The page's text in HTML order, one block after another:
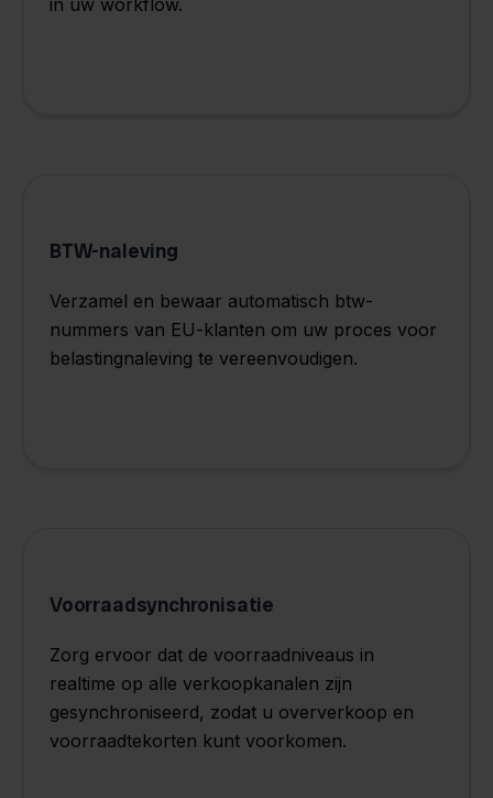
BTW-naleving
Verzamel en bewaar automatisch btw-
nummers van EU-klanten om uw proces voor
belastingnaleving te vereenvoudigen.
Voorraadsynchronisatie
Zorg ervoor dat de voorraadniveaus in
realtime op alle verkoopkanalen zijn
gesynchroniseerd, zodat u oververkoop en
voorraadtekorten kunt voorkomen.